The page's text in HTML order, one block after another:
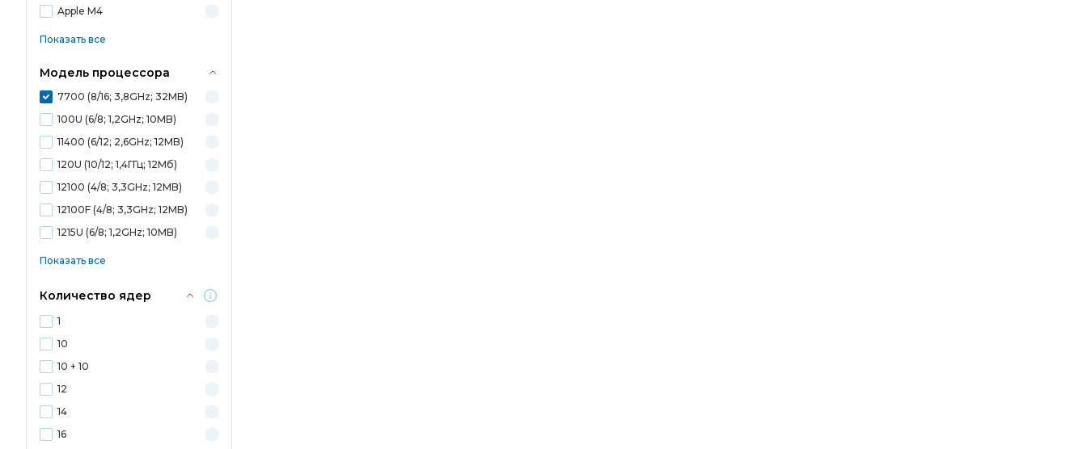
Apple M4
Показать все
Модель процессора
7700 (8/16; 3,8GHz; 32MB)
100U (6/8; 1,2GHz; 10MB)
11400 (6/12; 2,6GHz; 12MB)
120U (10/12; 1,4ГГц; 12Мб)
12100 (4/8; 3,3GHz; 12MB)
12100F (4/8; 3,3GHz; 12MB)
1215U (6/8; 1,2GHz; 10MB)
Показать все
Количество ядер
1
10
10 + 10
12
14
16